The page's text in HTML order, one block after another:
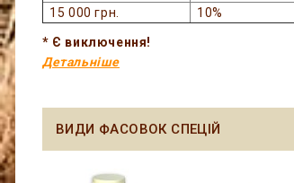
15 000 грн.
10%
* Є виключення!
Детальніше
ВИДИ ФАСОВОК СПЕЦІЙ